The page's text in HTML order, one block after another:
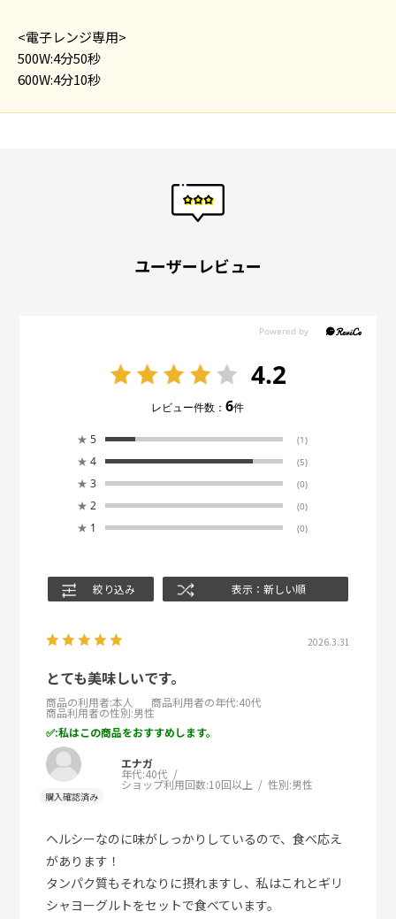
<電子レンジ専用>
500W:4分50秒
600W:4分10秒
ユーザーレビュー
4.2
レビュー件数：6件
★ 5 (1)
★ 4 (5)
★ 3 (0)
★ 2 (0)
★ 1 (0)
絞り込み 表示：新しい順
2026.3.31
とても美味しいです。
商品の利用者:本人 商品利用者の年代:40代
商品利用者の性別:男性
:私はこの商品をおすすめします。
エナガ
年代:40代
ショップ利用回数:10回以上 性別:男性
ヘルシーなのに味がしっかりしているので、食べ応え
があります！
タンパク質もそれなりに摂れますし、私はこれとギリ
シャヨーグルトをセットで食べています。